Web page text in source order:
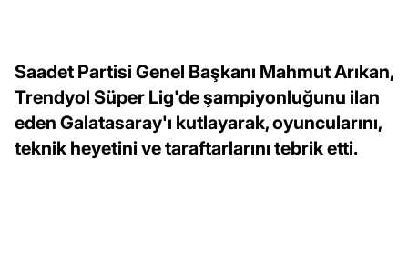
Saadet Partisi Genel Başkanı Mahmut Arıkan,
Trendyol Süper Lig'de şampiyonluğunu ilan
eden Galatasaray'ı kutlayarak, oyuncularını,
teknik heyetini ve taraftarlarını tebrik etti.